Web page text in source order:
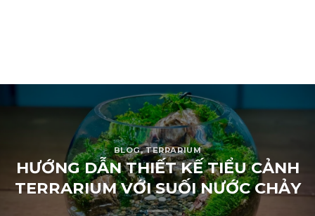
BLOG,TERRARIUM
HƯỚNG DẪN THIẾT KẾ TIỂU CẢNH
TERRARIUM VỚI SUỐI NƯỚC CHẢY